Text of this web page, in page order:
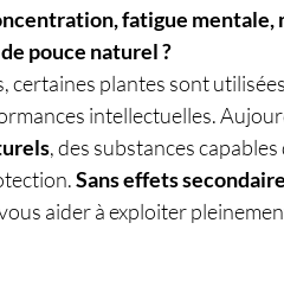
fatigue mentale,
pouce naturel ?
certaines plantes sont
intellectuelles.
, des substances
Sans effets
aider à exploiter